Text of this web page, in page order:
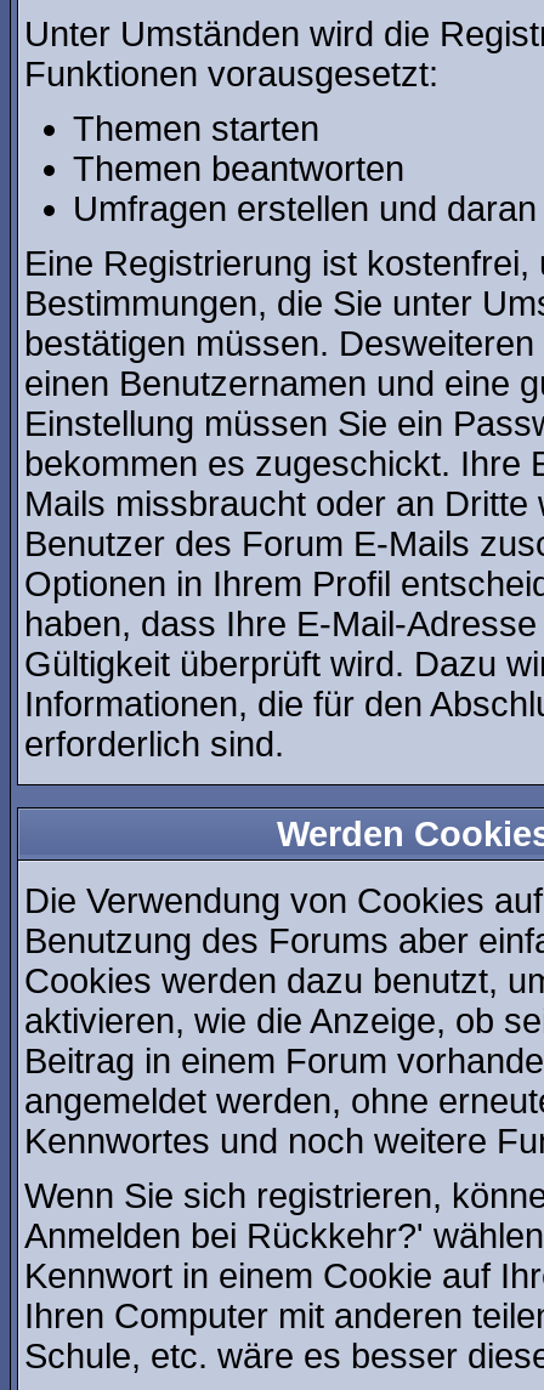
Unter Umständen wird die
Funktionen vorausgesetzt:
Themen starten
Themen beantworten
Umfragen erstellen und
Eine Registrierung ist
Bestimmungen, die Sie unter
bestätigen müssen.
einen Benutzernamen und eine
Einstellung müssen Sie ein
bekommen es zugeschickt. Ihre
Mails missbraucht oder an
Benutzer des Forum E-Mails
Optionen in Ihrem Profil
haben, dass Ihre E-Mail-
Gültigkeit überprüft wird. Dazu
Informationen, die für den
erforderlich sind.
Werden
Die Verwendung von Cookies
Benutzung des Forums aber
Cookies werden dazu benutzt,
aktivieren, wie die Anzeige, ob
Beitrag in einem Forum
angemeldet werden, ohne
Kennwortes und noch weitere
Wenn Sie sich registrieren,
Anmelden bei Rückkehr?'
Kennwort in einem Cookie auf
Ihren Computer mit anderen
Schule, etc. wäre es besser